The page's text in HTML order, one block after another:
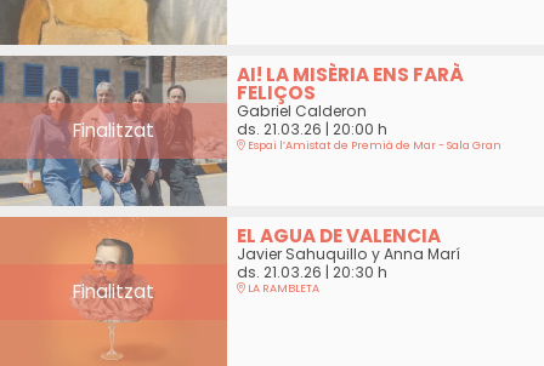
Finalitzat
AI! LA MISÈRIA ENS FARÀ
FELIÇOS
Gabriel Calderon
ds. 21.03.26 | 20:00 h
Espai l’Amistat de Premià de Mar - Sala Gran
Finalitzat
EL AGUA DE VALENCIA
Javier Sahuquillo y Anna Marí
ds. 21.03.26 | 20:30 h
LA RAMBLETA